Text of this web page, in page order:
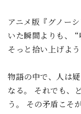
アニメ版『グノー
いた瞬間よりも、
そっと拾い上げよ
物語の中で、人は
なる。 それでも、
う。 その矛盾こそ